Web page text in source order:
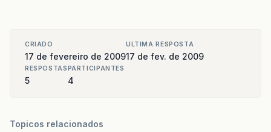
CRIADO
17 de fevereiro de 2009
ULTIMA RESPOSTA
17 de fev. de 2009
RESPOSTAS
5
PARTICIPANTES
4
Topicos relacionados